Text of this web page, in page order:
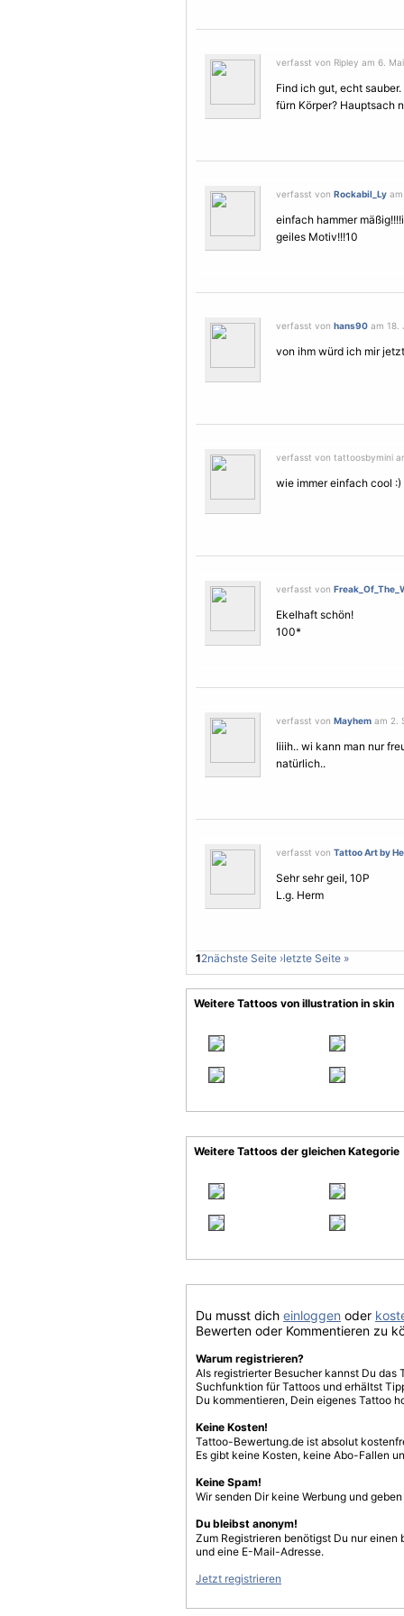
verfasst von Ripley am 6.
Find ich gut, echt
fürn Körper? Hauptsach
verfasst von Rockabil_Ly
einfach hammer
geiles Motiv!!!10
verfasst von hans90 am 18.
von ihm würd ich mir
verfasst von tattoosbymini
wie immer einfach cool :)
verfasst von
Ekelhaft schön!
100*
verfasst von Mayhem am 2.
Iiiih.. wi kann man nur
natürlich..
verfasst von Tattoo Art by
Sehr sehr geil, 10P
L.g. Herm
12nächste Seite ›letzte Seite »
Weitere Tattoos von illustration in skin
Weitere Tattoos der gleichen Kategorie
Du musst dich einloggen oder
Bewerten oder Kommentieren zu
Warum registrieren?
Als registrierter Besucher kannst Du
Suchfunktion für Tattoos und erhältst
Du kommentieren, Dein eigenes Tattoo
Keine Kosten!
Tattoo-Bewertung.de ist absolut
Es gibt keine Kosten, keine Abo-Fallen
Keine Spam!
Wir senden Dir keine Werbung und
Du bleibst anonym!
Zum Registrieren benötigst Du nur einen
und eine E-Mail-Adresse.
Jetzt registrieren